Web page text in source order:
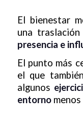
El bienestar
una traslación
presencia e
El punto más
el que
algunos
entorno